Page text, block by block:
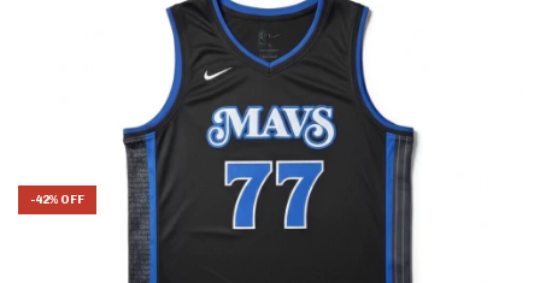
-42% OFF